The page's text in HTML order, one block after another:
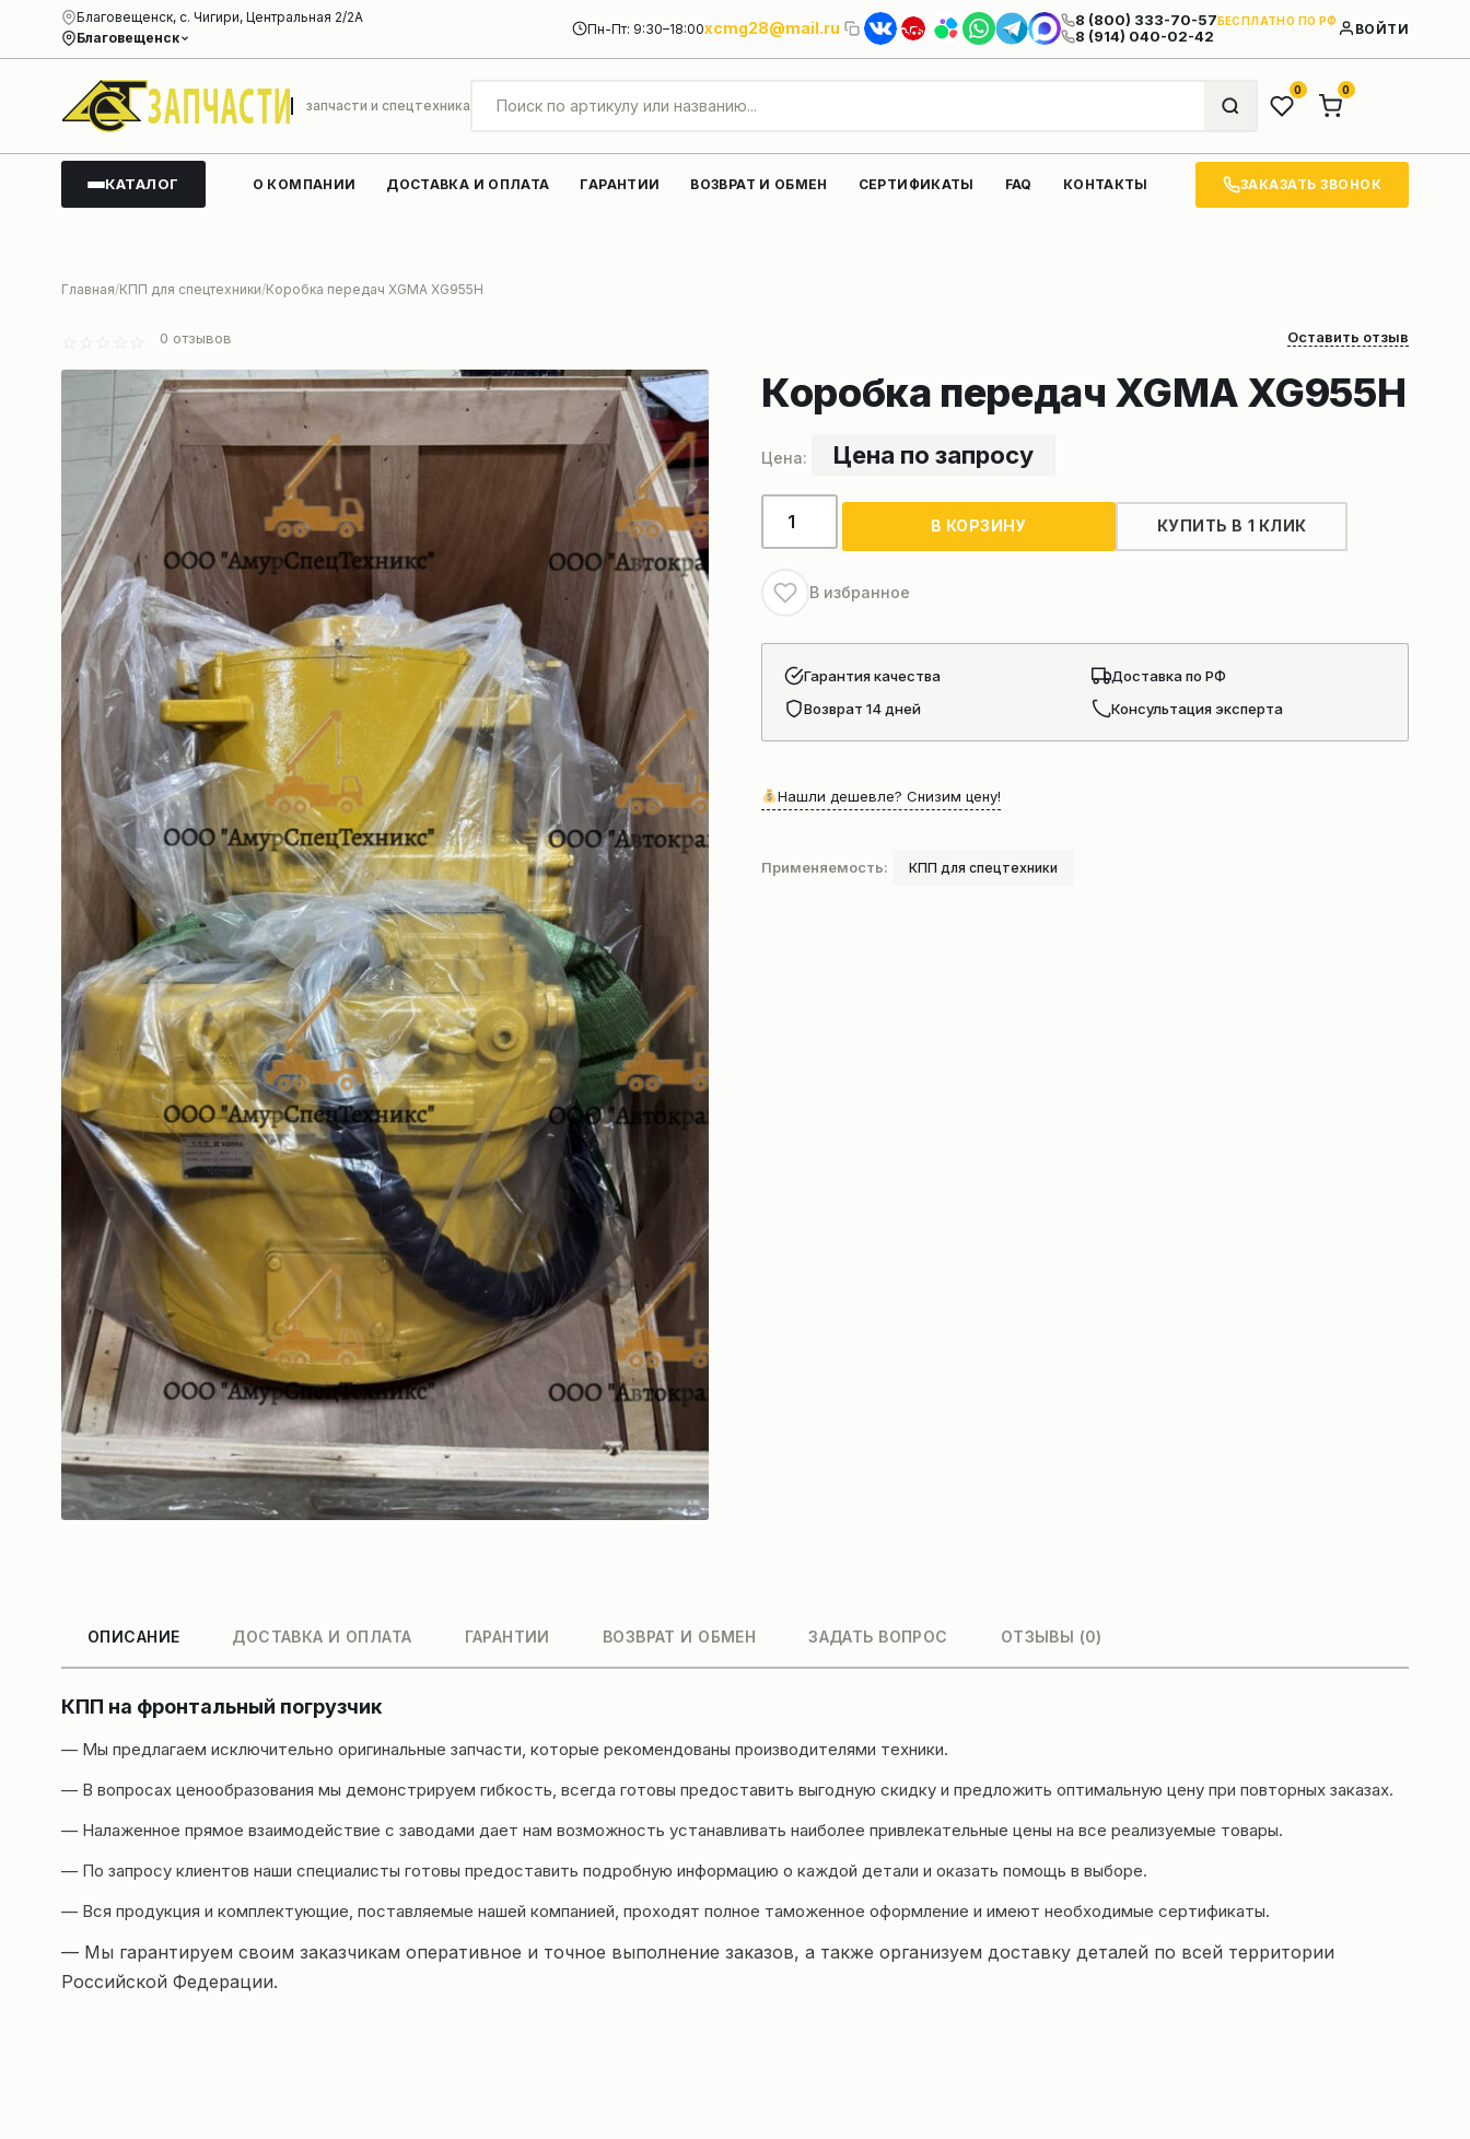
Благовещенск
Благовещенск, с. Чигири, Центральная 2/2А
Пн-Пт: 9:30–18:00xcmg28@mail.ru 8 (800) 333-70-57БЕСПЛАТНО ПО РФ
8 (914) 040-02-42 ВОЙТИ
запчасти и спецтехника
0 0
КАТАЛОГ О КОМПАНИИ ДОСТАВКА И ОПЛАТА ГАРАНТИИ ВОЗВРАТ И ОБМЕН СЕРТИФИКАТЫ FAQ КОНТАКТЫ ЗАКАЗАТЬ ЗВОНОК
Главная КПП для спецтехники Коробка передач XGMA XG955H
0 отзывов Оставить отзыв
Коробка передач XGMA XG955H
Цена по запросу
Количество
товара
передач
XGMA
XG955H
В КОРЗИНУ КУПИТЬ В 1 КЛИК
В избранное
Гарантия качества
Доставка по РФ
Возврат 14 дней
Консультация эксперта
Нашли дешевле? Снизим цену!
Применяемость: КПП для спецтехники
ОПИСАНИЕ ДОСТАВКА И ОПЛАТА ГАРАНТИИ ВОЗВРАТ И ОБМЕН ЗАДАТЬ ВОПРОС ОТЗЫВЫ (0)
КПП на фронтальный погрузчик
— Мы предлагаем исключительно оригинальные запчасти, которые рекомендованы производителями техники.
— В вопросах ценообразования мы демонстрируем гибкость, всегда готовы предоставить выгодную скидку и предложить оптимальную цену при повторных заказах.
— Налаженное прямое взаимодействие с заводами дает нам возможность устанавливать наиболее привлекательные цены на все реализуемые товары.
— По запросу клиентов наши специалисты готовы предоставить подробную информацию о каждой детали и оказать помощь в выборе.
— Вся продукция и комплектующие, поставляемые нашей компанией, проходят полное таможенное оформление и имеют необходимые сертификаты.
— Мы гарантируем своим заказчикам оперативное и точное выполнение заказов, а также организуем доставку деталей по всей территории
Российской Федерации.